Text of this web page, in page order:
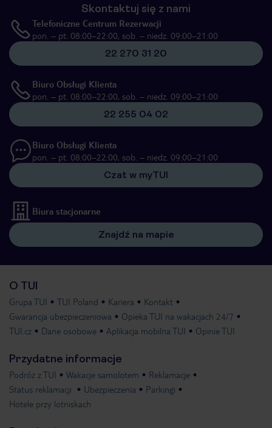
Skontaktuj się z nami
Telefoniczne Centrum Rezerwacji
pon. – pt. 08:00–22:00, sob. – niedz. 09:00–21:00
22 270 31 20
Biuro Obsługi Klienta
pon. – pt. 08:00–22:00, sob. – niedz. 09:00–21:00
22 255 04 02
Biuro Obsługi Klienta
pon. – pt. 08:00–22:00, sob. – niedz. 09:00–21:00
Czat w myTUI
Biura stacjonarne
Znajdź na mapie
O TUI
Grupa TUI TUI Poland Kariera
Kontakt
Gwarancja ubezpieczeniowa
Opieka TUI na wakacjach 24/7
TUI.cz
Dane osobowe Aplikacja mobilna TUI Opinie TUI
Przydatne informacje
Podróż z TUI Wakacje samolotem
Reklamacje
Status reklamacji
Ubezpieczenia
Parkingi
Hotele przy lotniskach